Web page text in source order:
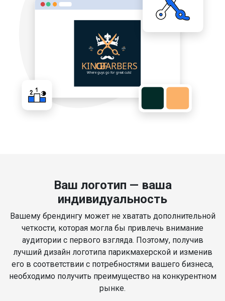
Ваш логотип — ваша
индивидуальность
Вашему брендингу может не хватать дополнительной
четкости, которая могла бы привлечь внимание
аудитории с первого взгляда. Поэтому, получив
лучший дизайн логотипа парикмахерской и изменив
его в соответствии с потребностями вашего бизнеса,
необходимо получить преимущество на конкурентном
рынке.